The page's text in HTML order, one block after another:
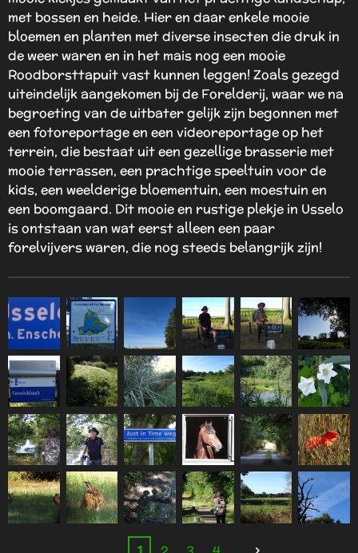
met bossen en heide. Hier en daar enkele mooie
bloemen en planten met diverse insecten die druk in
de weer waren en in het mais nog een mooie
Roodborsttapuit vast kunnen leggen! Zoals gezegd
uiteindelijk aangekomen bij de Forelderij, waar we na
begroeting van de uitbater gelijk zijn begonnen met
een fotoreportage en een videoreportage op het
terrein, die bestaat uit een gezellige brasserie met
mooie terrassen, een prachtige speeltuin voor de
kids, een weelderige bloementuin, een moestuin en
een boomgaard. Dit mooie en rustige plekje in Usselo
is ontstaan van wat eerst alleen een paar
forelvijvers waren, die nog steeds belangrijk zijn!